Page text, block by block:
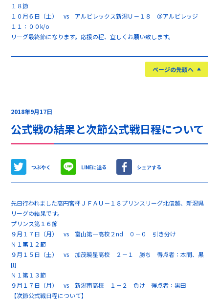
１８節
１０月６日（土） vs アルビレックス新潟Ｕ－１８ ＠アルビレッジ
１１：００k/o
リーグ最終節になります。応援の程、宜しくお願い致します。
ページの先頭へ
2018年9月17日
公式戦の結果と次節公式戦日程について
つぶやく LINEに送る シェアする
先日行われました高円宮杯ＪＦＡＵ－１８プリンスリーグ北信越、新潟県
リーグの結果です。
プリンス第１６節
９月１７日（月） vs 富山第一高校２nd ０－０ 引き分け
Ｎ１第１２節
９月１５日（土） vs 加茂暁星高校 ２－１ 勝ち 得点者：本間、黒
田
Ｎ１第１３節
９月１７日（月） vs 新潟南高校 １－２ 負け 得点者：黒田
【次節公式戦日程について】